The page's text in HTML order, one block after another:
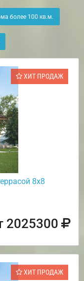
более 100 кв.м.
ХИТ ПРОДАЖ
8х8
2025300
ХИТ ПРОДАЖ